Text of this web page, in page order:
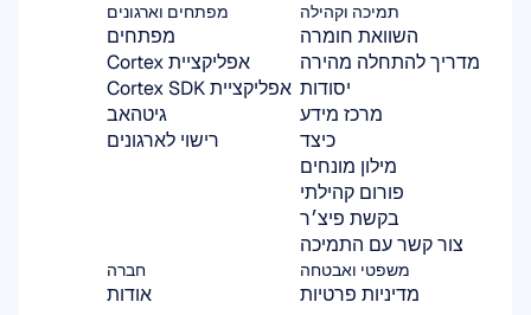
תמיכה וקהילה
השוואת חומרה
מדריך להתחלה מהירה
יסודות
מרכז מידע
כיצד
מילון מונחים
פורום קהילתי
בקשת פיצ׳ר
צור קשר עם התמיכה
מפתחים וארגונים
מפתחים
אפליקציית Cortex
אפליקציית Cortex SDK
גיטהאב
רישוי לארגונים
חברה
אודות
משפטי ואבטחה
מדיניות פרטיות